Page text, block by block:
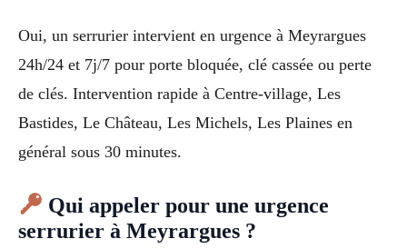
Oui, un serrurier intervient en urgence à Meyrargues
24h/24 et 7j/7 pour porte bloquée, clé cassée ou perte
de clés. Intervention rapide à Centre-village, Les
Bastides, Le Château, Les Michels, Les Plaines en
général sous 30 minutes.
Qui appeler pour une urgence
serrurier à Meyrargues ?